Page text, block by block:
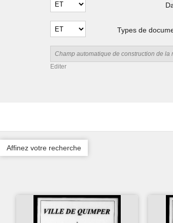
Types de
Editer
Affinez votre recherche